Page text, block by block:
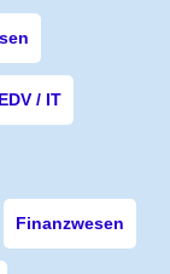
EDV / IT
Finanzwesen